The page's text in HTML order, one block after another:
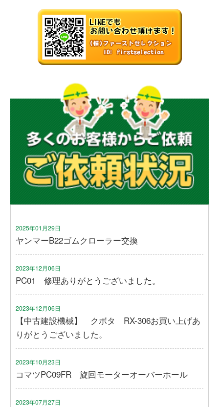
2025年01月29日
ヤンマーB22ゴムクローラー交換
2023年12月06日
PC01 修理ありがとうございました。
2023年12月06日
【中古建設機械】 クボタ RX-306お買い上げあ
りがとうございました。
2023年10月23日
コマツPC09FR 旋回モーターオーバーホール
2023年07月27日